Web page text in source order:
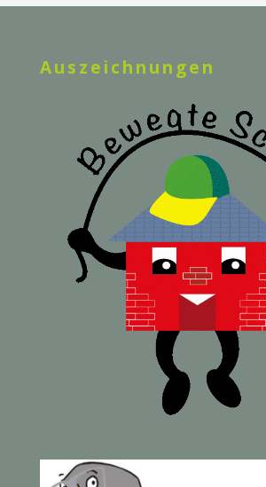
Auszeichnungen